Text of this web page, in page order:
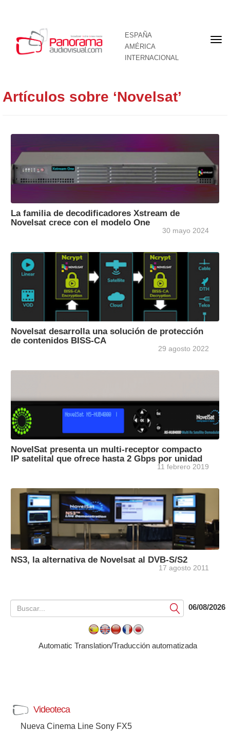
ESPAÑA
AMÉRICA
INTERNACIONAL
Artículos sobre ‘Novelsat’
La familia de decodificadores Xstream de
Novelsat crece con el modelo One
30 mayo 2024
Novelsat desarrolla una solución de protección
de contenidos BISS-CA
29 agosto 2022
NovelSat presenta un multi-receptor compacto
IP satelital que ofrece hasta 2 Gbps por unidad
11 febrero 2019
NS3, la alternativa de Novelsat al DVB-S/S2
17 agosto 2011
Submit06/08/2026
Automatic Translation/Traducción automatizada
Videoteca
Nueva Cinema Line Sony FX5